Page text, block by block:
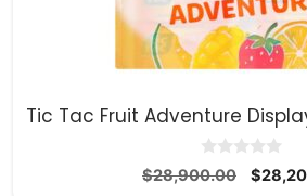
Tic Tac Fruit Adventure
0
d
$28,900.00
El
$